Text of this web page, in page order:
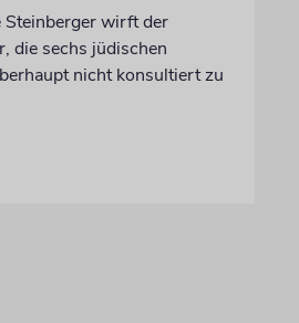
Steinberger wirft der
die sechs jüdischen
nicht konsultiert zu